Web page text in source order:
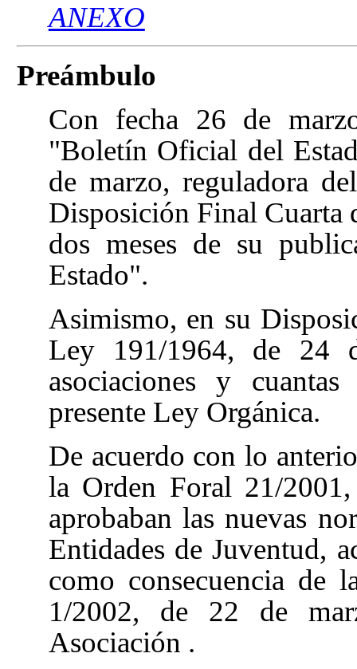
ANEXO
Preámbulo
Con fecha 26 de
"Boletín Oficial del
de marzo, reguladora
Disposición Final Cuarta
dos meses de su
Estado".
Asimismo, en su
Ley 191/1964, de 24
asociaciones y
presente Ley Orgánica.
De acuerdo con lo
la Orden Foral 21/
aprobaban las nuevas
Entidades de Juventud,
como consecuencia de
1/2002, de 22 de
Asociación .